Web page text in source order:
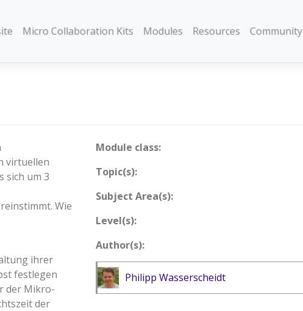
Micro Collaboration Kits Modules Resources Community
virtuellen
sich um 3
Wie
ihrer
festlegen
der Mikro-
der
Module class:
Topic(s):
Subject Area(s):
Level(s):
Author(s):
Philipp Wasserscheidt